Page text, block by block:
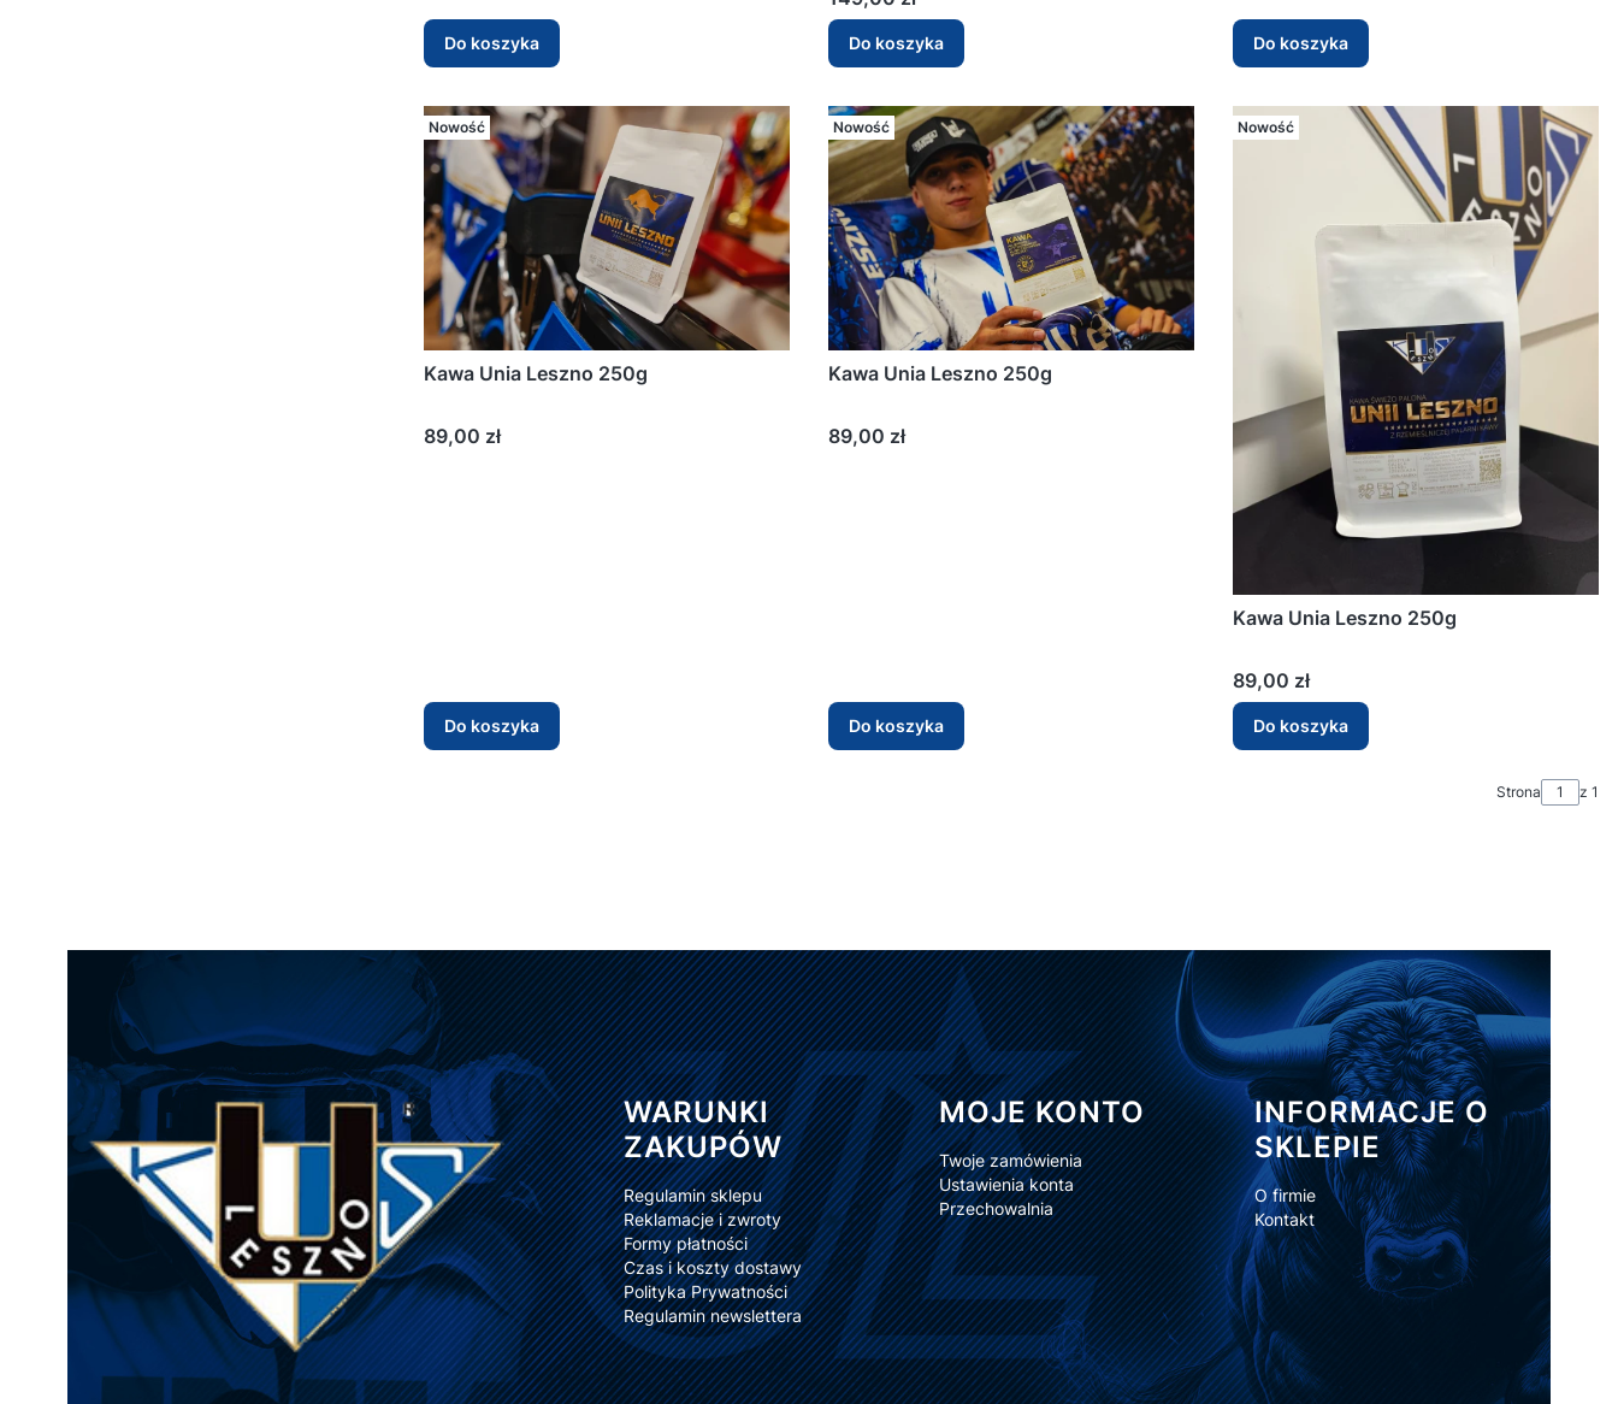
Do koszyka Do koszyka Do koszyka
Nowość
Kawa Unia Leszno 250g
Cena
89,00 zł
Do koszyka
Nowość
Kawa Unia Leszno 250g
Cena
89,00 zł
Do koszyka
Nowość
Kawa Unia Leszno 250g
Cena
89,00 zł
Do koszyka
Strona z 1
Linki w stopce
WARUNKI
ZAKUPÓW
Regulamin sklepu
Reklamacje i zwroty
Formy płatności
Czas i koszty dostawy
Polityka Prywatności
Regulamin newslettera
MOJE KONTO
Twoje zamówienia
Ustawienia konta
Przechowalnia
INFORMACJE O
SKLEPIE
O firmie
Kontakt